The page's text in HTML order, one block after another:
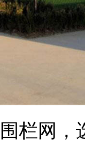
网，